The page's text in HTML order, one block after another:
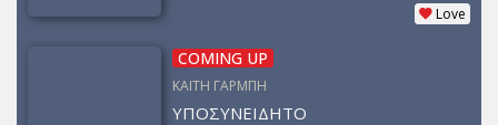
Love
COMING UP
ΚΑΙΤΗ ΓΑΡΜΠΗ
ΥΠΟΣΥΝΕΙΔΗΤΟ